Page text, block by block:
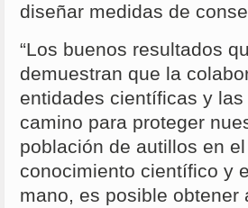
diseñar medidas de
“Los buenos resultados
demuestran que la
entidades científicas y
camino para proteger
población de autillos en
conocimiento científico y
mano, es posible